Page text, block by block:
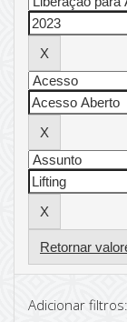
Retornar
Adicionar filtros: